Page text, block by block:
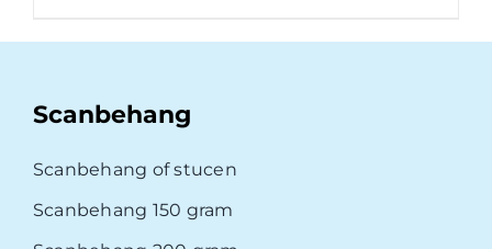
Scanbehang
Scanbehang of stucen
Scanbehang 150 gram